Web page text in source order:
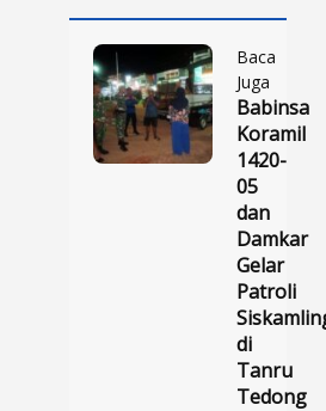
Baca
Juga
Babinsa
Koramil
1420-
05
dan
Damkar
Gelar
Patroli
di
Tanru
Tedong